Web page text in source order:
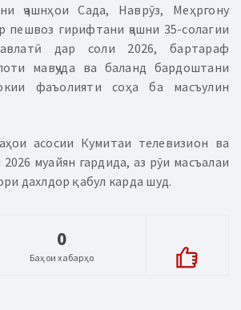
ҷашнҳои Сада, Наврӯз, Меҳргону
пешвоз гирифтани ҷашни 35-солагии
дар соли 2026, бартараф
мавҷуда ва баланд бардоштани
фаъолияти соҳа ба масъулин
асосии Кумитаи телевизион ва
муайян гардида, аз рӯи масъалаи
дахлдор қабул карда шуд.
0
Баҳои хабарҳо